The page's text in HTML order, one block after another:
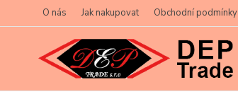
O nás Jak nakupovat Obchodní podmínky